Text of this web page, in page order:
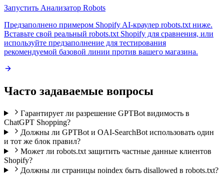
Запустить Анализатор Robots
Предзаполнено примером Shopify AI-краулер robots.txt ниже.
Вставьте свой реальный robots.txt Shopify для сравнения, или
используйте предзаполнение для тестирования
рекомендуемой базовой линии против вашего магазина.
Часто задаваемые вопросы
Гарантирует ли разрешение GPTBot видимость в
ChatGPT Shopping?
Должны ли GPTBot и OAI-SearchBot использовать один
и тот же блок правил?
Может ли robots.txt защитить частные данные клиентов
Shopify?
Должны ли страницы noindex быть disallowed в robots.txt?